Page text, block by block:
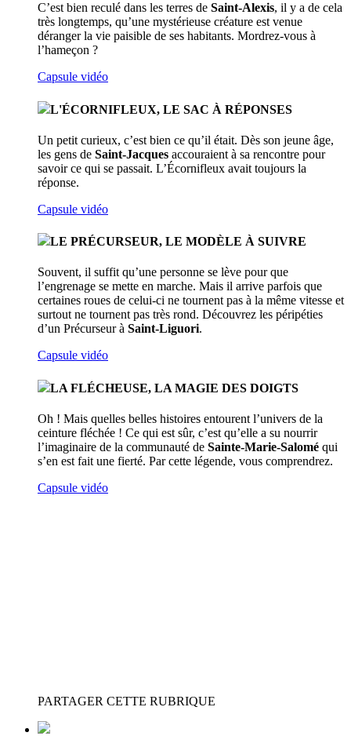
C’est bien reculé dans les terres de Saint-Alexis, il y a de cela
très longtemps, qu’une mystérieuse créature est venue
déranger la vie paisible de ses habitants. Mordrez-vous à
l’hameçon ?
Capsule vidéo
L'ÉCORNIFLEUX, LE SAC À RÉPONSES
Un petit curieux, c’est bien ce qu’il était. Dès son jeune âge,
les gens de Saint-Jacques accouraient à sa rencontre pour
savoir ce qui se passait. L’Écornifleux avait toujours la
réponse.
Capsule vidéo
LE PRÉCURSEUR, LE MODÈLE À SUIVRE
Souvent, il suffit qu’une personne se lève pour que
l’engrenage se mette en marche. Mais il arrive parfois que
certaines roues de celui-ci ne tournent pas à la même vitesse et
surtout ne tournent pas très rond. Découvrez les péripéties
d’un Précurseur à Saint-Liguori.
Capsule vidéo
LA FLÉCHEUSE, LA MAGIE DES DOIGTS
Oh ! Mais quelles belles histoires entourent l’univers de la
ceinture fléchée ! Ce qui est sûr, c’est qu’elle a su nourrir
l’imaginaire de la communauté de Sainte-Marie-Salomé qui
s’en est fait une fierté. Par cette légende, vous comprendrez.
Capsule vidéo
PARTAGER CETTE RUBRIQUE